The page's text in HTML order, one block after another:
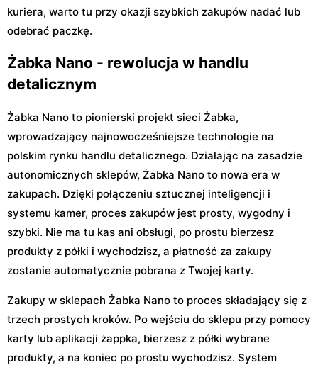
kuriera, warto tu przy okazji szybkich zakupów nadać lub
odebrać paczkę.
Żabka Nano - rewolucja w handlu
detalicznym
Żabka Nano to pionierski projekt sieci Żabka,
wprowadzający najnowocześniejsze technologie na
polskim rynku handlu detalicznego. Działając na zasadzie
autonomicznych sklepów, Żabka Nano to nowa era w
zakupach. Dzięki połączeniu sztucznej inteligencji i
systemu kamer, proces zakupów jest prosty, wygodny i
szybki. Nie ma tu kas ani obsługi, po prostu bierzesz
produkty z półki i wychodzisz, a płatność za zakupy
zostanie automatycznie pobrana z Twojej karty.
Zakupy w sklepach Żabka Nano to proces składający się z
trzech prostych kroków. Po wejściu do sklepu przy pomocy
karty lub aplikacji żappka, bierzesz z półki wybrane
produkty, a na koniec po prostu wychodzisz. System